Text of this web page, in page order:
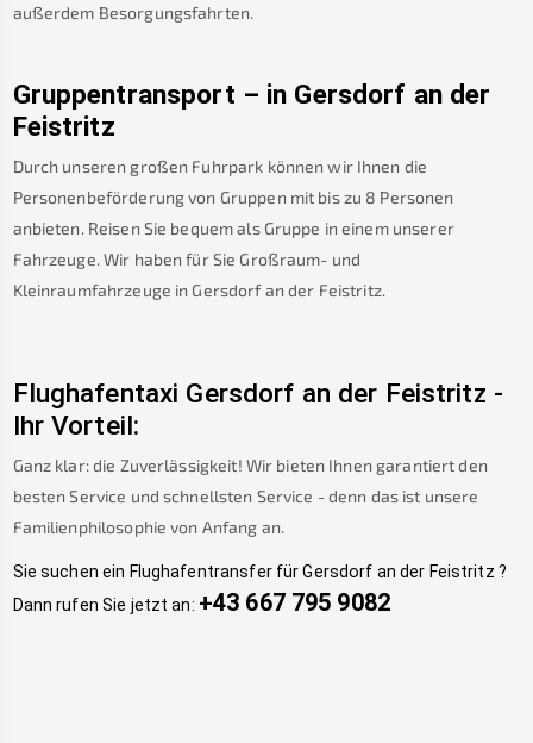
außerdem Besorgungsfahrten.
Gruppentransport – in Gersdorf an der
Feistritz
Durch unseren großen Fuhrpark können wir Ihnen die
Personenbeförderung von Gruppen mit bis zu 8 Personen
anbieten. Reisen Sie bequem als Gruppe in einem unserer
Fahrzeuge. Wir haben für Sie Großraum- und
Kleinraumfahrzeuge in Gersdorf an der Feistritz.
Flughafentaxi Gersdorf an der Feistritz -
Ihr Vorteil:
Ganz klar: die Zuverlässigkeit! Wir bieten Ihnen garantiert den
besten Service und schnellsten Service - denn das ist unsere
Familienphilosophie von Anfang an.
Sie suchen ein Flughafentransfer für Gersdorf an der Feistritz ?
Dann rufen Sie jetzt an: +43 667 795 9082